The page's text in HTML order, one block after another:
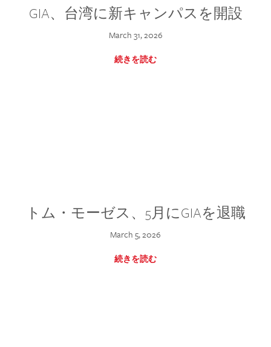
GIA、台湾に新キャンパスを開設
March 31, 2026
続きを読む
トム・モーゼス、5月にGIAを退職
March 5, 2026
続きを読む